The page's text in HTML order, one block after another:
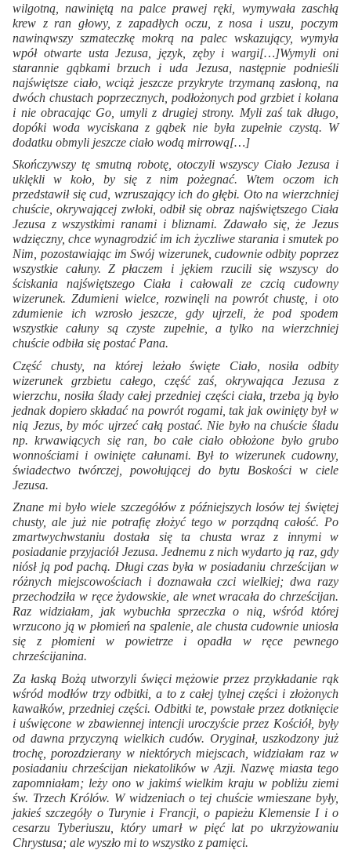
wilgotną, nawiniętą na palce prawej ręki, wymywała zaschłą
krew z ran głowy, z zapadłych oczu, z nosa i uszu, poczym
nawinąwszy szmateczkę mokrą na palec wskazujący, wymyła
wpół otwarte usta Jezusa, język, zęby i wargi[…]Wymyli oni
starannie gąbkami brzuch i uda Jezusa, następnie podnieśli
najświętsze ciało, wciąż jeszcze przykryte trzymaną zasłoną, na
dwóch chustach poprzecznych, podłożonych pod grzbiet i kolana
i nie obracając Go, umyli z drugiej strony. Myli zaś tak długo,
dopóki woda wyciskana z gąbek nie była zupełnie czystą. W
dodatku obmyli jeszcze ciało wodą mirrową[…]
Skończywszy tę smutną robotę, otoczyli wszyscy Ciało Jezusa i
uklękli w koło, by się z nim pożegnać. Wtem oczom ich
przedstawił się cud, wzruszający ich do głębi. Oto na wierzchniej
chuście, okrywającej zwłoki, odbił się obraz najświętszego Ciała
Jezusa z wszystkimi ranami i bliznami. Zdawało się, że Jezus
wdzięczny, chce wynagrodzić im ich życzliwe starania i smutek po
Nim, pozostawiając im Swój wizerunek, cudownie odbity poprzez
wszystkie całuny. Z płaczem i jękiem rzucili się wszyscy do
ściskania najświętszego Ciała i całowali ze czcią cudowny
wizerunek. Zdumieni wielce, rozwinęli na powrót chustę, i oto
zdumienie ich wzrosło jeszcze, gdy ujrzeli, że pod spodem
wszystkie całuny są czyste zupełnie, a tylko na wierzchniej
chuście odbiła się postać Pana.
Część chusty, na której leżało święte Ciało, nosiła odbity
wizerunek grzbietu całego, część zaś, okrywająca Jezusa z
wierzchu, nosiła ślady całej przedniej części ciała, trzeba ją było
jednak dopiero składać na powrót rogami, tak jak owinięty był w
nią Jezus, by móc ujrzeć całą postać. Nie było na chuście śladu
np. krwawiących się ran, bo całe ciało obłożone było grubo
wonnościami i owinięte całunami. Był to wizerunek cudowny,
świadectwo twórczej, powołującej do bytu Boskości w ciele
Jezusa.
Znane mi było wiele szczegółów z późniejszych losów tej świętej
chusty, ale już nie potrafię złożyć tego w porządną całość. Po
zmartwychwstaniu dostała się ta chusta wraz z innymi w
posiadanie przyjaciół Jezusa. Jednemu z nich wydarto ją raz, gdy
niósł ją pod pachą. Długi czas była w posiadaniu chrześcijan w
różnych miejscowościach i doznawała czci wielkiej; dwa razy
przechodziła w ręce żydowskie, ale wnet wracała do chrześcijan.
Raz widziałam, jak wybuchła sprzeczka o nią, wśród której
wrzucono ją w płomień na spalenie, ale chusta cudownie uniosła
się z płomieni w powietrze i opadła w ręce pewnego
chrześcijanina.
Za łaską Bożą utworzyli święci mężowie przez przykładanie rąk
wśród modłów trzy odbitki, a to z całej tylnej części i złożonych
kawałków, przedniej części. Odbitki te, powstałe przez dotknięcie
i uświęcone w zbawiennej intencji uroczyście przez Kościół, były
od dawna przyczyną wielkich cudów. Oryginał, uszkodzony już
trochę, porozdzierany w niektórych miejscach, widziałam raz w
posiadaniu chrześcijan niekatolików w Azji. Nazwę miasta tego
zapomniałam; leży ono w jakimś wielkim kraju w pobliżu ziemi
św. Trzech Królów. W widzeniach o tej chuście wmieszane były,
jakieś szczegóły o Turynie i Francji, o papieżu Klemensie I i o
cesarzu Tyberiuszu, który umarł w pięć lat po ukrzyżowaniu
Chrystusa; ale wyszło mi to wszystko z pamięci.